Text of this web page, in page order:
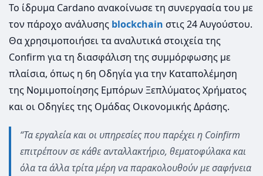
Το ίδρυμα Cardano ανακοίνωσε τη συνεργασία του με
τον πάροχο ανάλυσης blockchain στις 24 Αυγούστου.
Θα χρησιμοποιήσει τα αναλυτικά στοιχεία της
Confirm για τη διασφάλιση της συμμόρφωσης με
πλαίσια, όπως η 6η Οδηγία για την Καταπολέμηση
της Νομιμοποίησης Εμπόρων Ξεπλύματος Χρήματος
και οι Οδηγίες της Ομάδας Οικονομικής Δράσης.
“Τα εργαλεία και οι υπηρεσίες που παρέχει η Coinfirm
επιτρέπουν σε κάθε ανταλλακτήριο, θεματοφύλακα και
όλα τα άλλα τρίτα μέρη να παρακολουθούν με σαφήνεια